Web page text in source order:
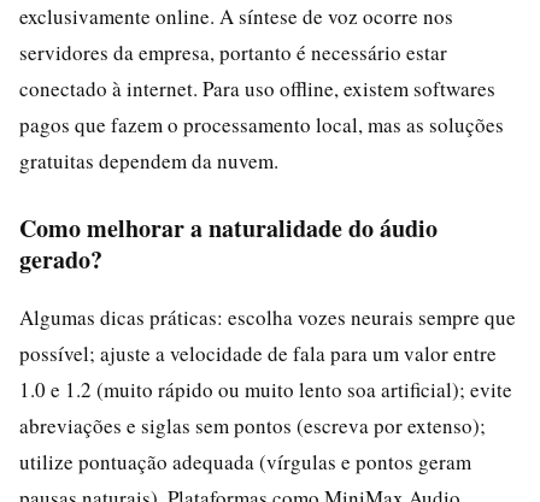
exclusivamente online. A síntese de voz ocorre nos
servidores da empresa, portanto é necessário estar
conectado à internet. Para uso offline, existem softwares
pagos que fazem o processamento local, mas as soluções
gratuitas dependem da nuvem.
Como melhorar a naturalidade do áudio
gerado?
Algumas dicas práticas: escolha vozes neurais sempre que
possível; ajuste a velocidade de fala para um valor entre
1.0 e 1.2 (muito rápido ou muito lento soa artificial); evite
abreviações e siglas sem pontos (escreva por extenso);
utilize pontuação adequada (vírgulas e pontos geram